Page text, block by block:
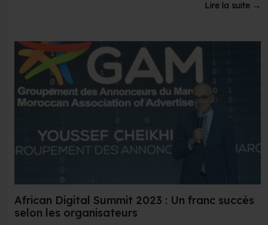
Lire la suite →
African Digital Summit 2023 : Un franc succès
selon les organisateurs